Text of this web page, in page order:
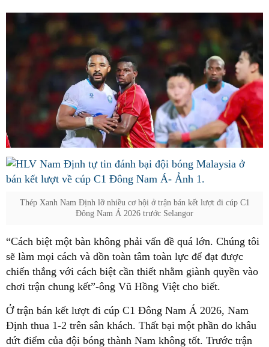
Thép Xanh Nam Định lỡ nhiều cơ hội ở trận bán kết lượt đi cúp C1
Đông Nam Á 2026 trước Selangor
“Cách biệt một bàn không phải vấn đề quá lớn. Chúng tôi
sẽ làm mọi cách và dồn toàn tâm toàn lực để đạt được
chiến thắng với cách biệt cần thiết nhằm giành quyền vào
chơi trận chung kết”-ông Vũ Hồng Việt cho biết.
Ở trận bán kết lượt đi cúp C1 Đông Nam Á 2026, Nam
Định thua 1-2 trên sân khách. Thất bại một phần do khâu
dứt điểm của đội bóng thành Nam không tốt. Trước trận